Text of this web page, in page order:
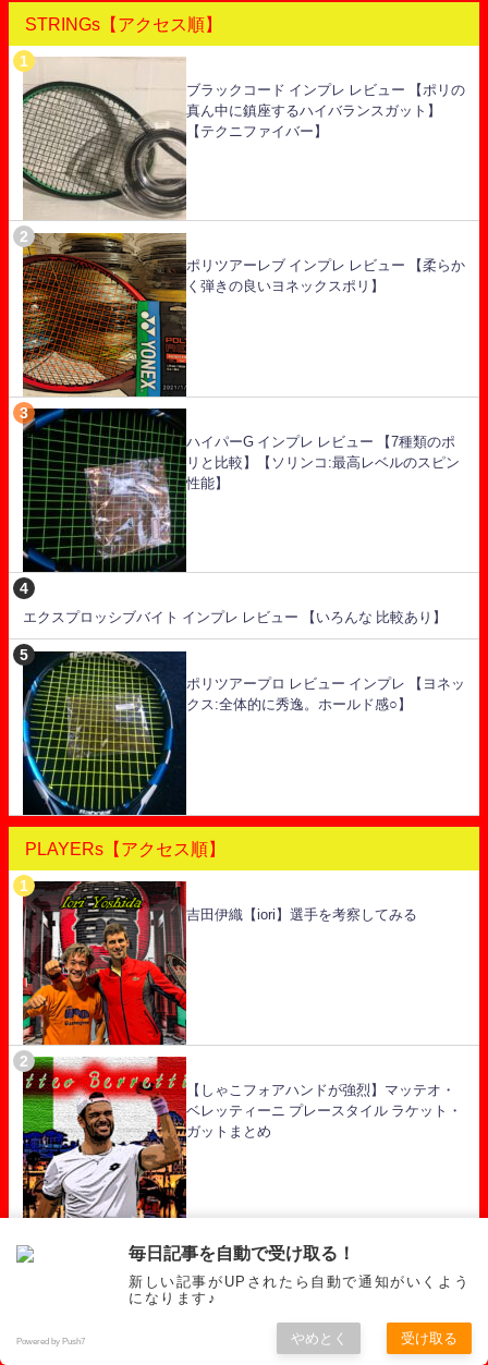
STRINGs【アクセス順】
ブラックコード インプレ レビュー 【ポリの
真ん中に鎮座するハイバランスガット】
【テクニファイバー】
ポリツアーレブ インプレ レビュー 【柔らか
く弾きの良いヨネックスポリ】
ハイパーG インプレ レビュー 【7種類のポ
リと比較】【ソリンコ:最高レベルのスピン
性能】
エクスプロッシブバイト インプレ レビュー 【いろんな 比較あり】
ポリツアープロ レビュー インプレ 【ヨネッ
クス:全体的に秀逸。ホールド感○】
PLAYERs【アクセス順】
吉田伊織【iori】選手を考察してみる
【しゃこフォアハンドが強烈】マッテオ・
ベレッティーニ プレースタイル ラケット・
ガットまとめ
カレンハチャノフ プレースタイルなどまと
め
毎日記事を自動で受け取る！
新しい記事がUPされたら自動で通知がいくよう
になります♪
Powered by Push7 やめとく 受け取る